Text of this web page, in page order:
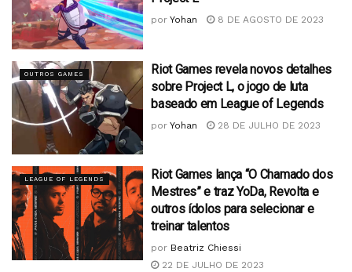
por Yohan 8 DE AGOSTO DE 2023
OUTROS GAMES
Riot Games revela novos detalhes
sobre Project L, o jogo de luta
baseado em League of Legends
por Yohan 28 DE JULHO DE 2023
LEAGUE OF LEGENDS
Riot Games lança “O Chamado dos
Mestres” e traz YoDa, Revolta e
outros ídolos para selecionar e
treinar talentos
por Beatriz Chiessi
22 DE JULHO DE 2023